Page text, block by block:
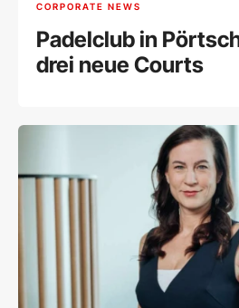
CORPORATE NEWS
Padelclub in
drei neue Courts